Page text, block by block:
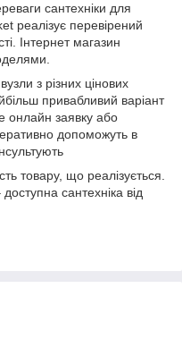
сантехніки для
реалізує перевірений
Інтернет магазин
з різних цінових
привабливий варіант
заявку або
допоможуть в
товару, що реалізується.
сантехніка від